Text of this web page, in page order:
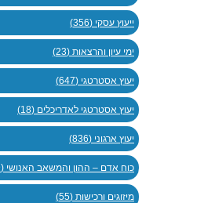
ייעוץ עסקי (356)
ימי עיון והרצאות (23)
יעוץ אסטרטגי (647)
יעוץ אסטרטגי לאדריכלים (18)
יעוץ ארגוני (836)
כוח אדם – ההון והמשאב האנושי (69)
מיזוגים ורכישות (55)